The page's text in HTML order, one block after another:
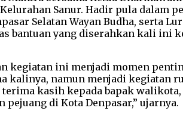
Sanur. Hadir pula dalam
Selatan Wayan Budha, serta
bantuan yang diserahkan kali ini
kegiatan ini menjadi momen
kalinya, namun menjadi kegiatan
kasih kepada bapak
di Kota Denpasar,” ujarnya.